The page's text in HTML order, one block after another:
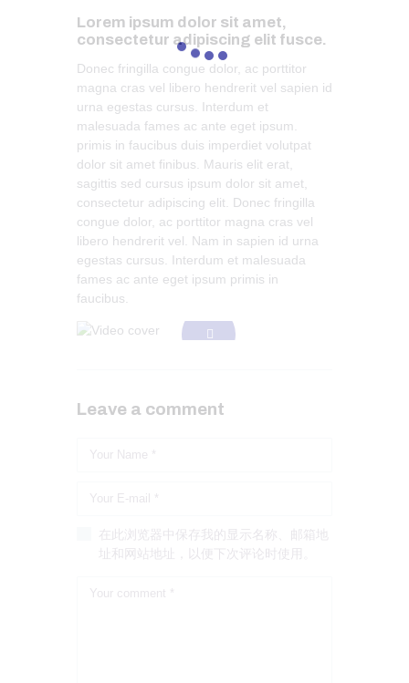
Lorem ipsum dolor sit amet,
consectetur adipiscing elit fusce.
Donec fringilla congue dolor, ac porttitor
magna cras vel libero hendrerit vel sapien id
urna egestas cursus. Interdum et
malesuada fames ac ante eget ipsum.
primis in faucibus duis imperdiet volutpat
dolor sit amet finibus. Mauris elit erat,
sagittis sed cursus ipsum dolor sit amet,
consectetur adipiscing elit. Donec fringilla
congue dolor, ac porttitor magna cras vel
libero hendrerit vel. Nam in sapien id urna
egestas cursus. Interdum et malesuada
fames ac ante eget ipsum primis in
faucibus.
Leave a comment
在此浏览器中保存我的显示名称、邮箱地
址和网站地址，以便下次评论时使用。